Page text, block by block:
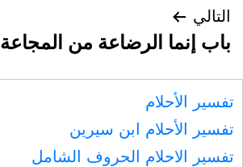
التالي
باب إنما الرضاعة من المجاعة
تفسير الأحلام
تفسير الأحلام ابن سيرين
تفسير الاحلام الحروف الشامل